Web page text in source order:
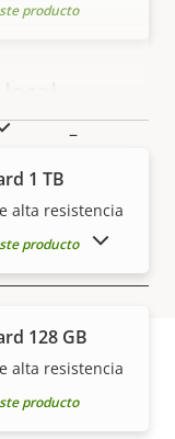
–
–
producto
1 TB
alta resistencia
producto
128 GB
alta resistencia
producto